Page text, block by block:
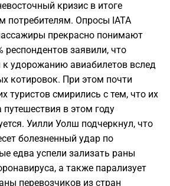
кризис в итоге
потребителям. Опросы IATA
прекрасно понимают
респондентов заявили, что
удорожанию авиабилетов вслед
котировок. При этом почти
туристов смирились с тем, что их
в этом году
Уилли Уолш подчеркнул, что
болезненный удар по
едва успели зализать раны
а также парализует
перевозчиков из стран